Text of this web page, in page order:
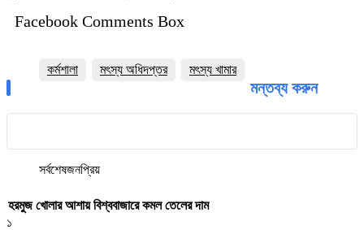
Facebook Comments Box
কর্মশালা মৎস্য অধিদপ্তর মৎস্য খামার
মন্তব্য করুন
সর্বশেষজনপ্রিয়
হরমুজ খোলার আশায় বিশ্ববাজারে কমল তেলের দাম
১